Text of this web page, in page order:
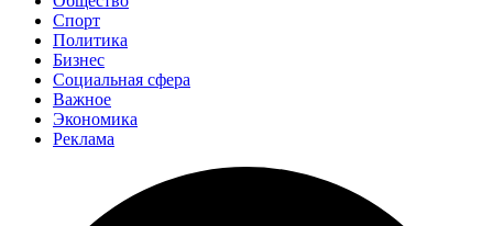
Спорт
Политика
Бизнес
Социальная сфера
Важное
Экономика
Реклама